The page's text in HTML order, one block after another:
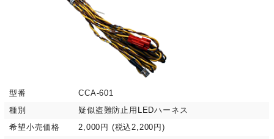
型番
CCA-601
種別
疑似盗難防止用LEDハーネス
希望小売価格
2,000円 (税込2,200円)